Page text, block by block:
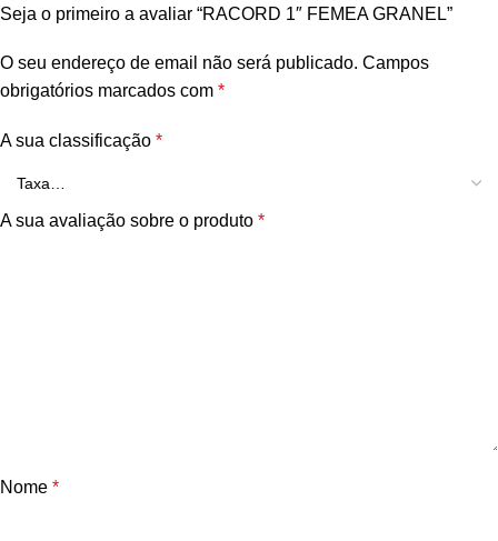
Seja o primeiro a avaliar “RACORD 1″ FEMEA GRANEL”
O seu endereço de email não será publicado. Campos
obrigatórios marcados com *
A sua classificação *
A sua avaliação sobre o produto *
Nome *